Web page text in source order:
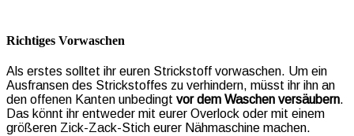
Richtiges Vorwaschen
Als erstes solltet ihr euren Strickstoff vorwaschen. Um ein
Ausfransen des Strickstoffes zu verhindern, müsst ihr ihn an
den offenen Kanten unbedingt vor dem Waschen versäubern.
Das könnt ihr entweder mit eurer Overlock oder mit einem
größeren Zick-Zack-Stich eurer Nähmaschine machen.